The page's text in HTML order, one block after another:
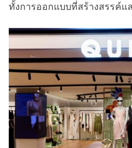
ทั้งการออกแบบที่สร้างสรรค์แ